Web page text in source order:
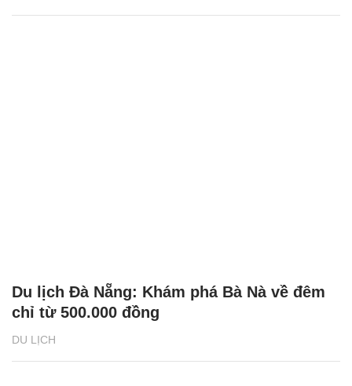
DU LỊCH
Du lịch Đà Nẵng: Khám phá Bà Nà về đêm
chỉ từ 500.000 đồng